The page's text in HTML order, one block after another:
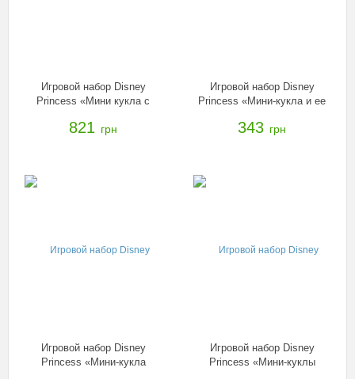
Игровой набор Disney
Princess «Мини кукла с
B5344
821 грн
Игровой набор Disney
Princess «Мини-кукла и ее
343 грн
Игровой набор Disney
Princess «Мини-кукла
Игровой набор Disney
Princess «Мини-куклы